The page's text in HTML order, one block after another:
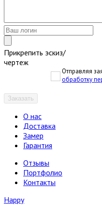
Прикрепить эскиз/
чертеж
Отправляя
обработку
Заказать
О нас
Доставка
Замер
Гарантия
Отзывы
Портфолио
Контакты
Happy